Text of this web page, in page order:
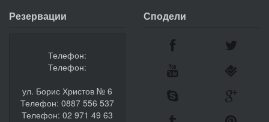
Резервации
Телефон:
Телефон:
ул. Борис Христов № 6
Телефон: 0887 556 537
Телефон: 02 971 49 63
Сподели